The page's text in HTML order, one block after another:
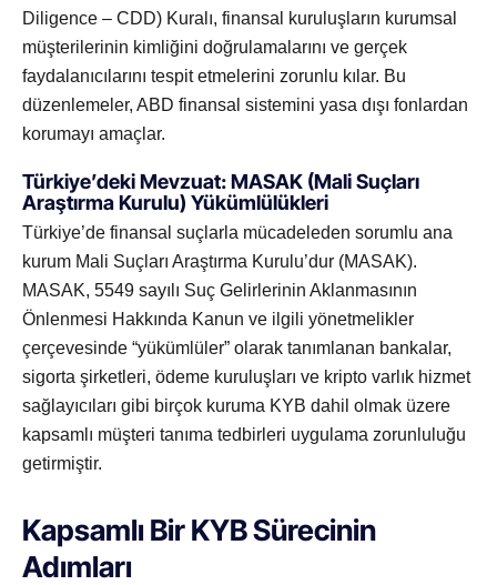
Diligence – CDD) Kuralı, finansal kuruluşların kurumsal
müşterilerinin kimliğini doğrulamalarını ve gerçek
faydalanıcılarını tespit etmelerini zorunlu kılar. Bu
düzenlemeler, ABD finansal sistemini yasa dışı fonlardan
korumayı amaçlar.
Türkiye’deki Mevzuat: MASAK (Mali Suçları
Araştırma Kurulu) Yükümlülükleri
Türkiye’de finansal suçlarla mücadeleden sorumlu ana
kurum Mali Suçları Araştırma Kurulu’dur (MASAK).
MASAK, 5549 sayılı Suç Gelirlerinin Aklanmasının
Önlenmesi Hakkında Kanun ve ilgili yönetmelikler
çerçevesinde “yükümlüler” olarak tanımlanan bankalar,
sigorta şirketleri, ödeme kuruluşları ve kripto varlık hizmet
sağlayıcıları gibi birçok kuruma KYB dahil olmak üzere
kapsamlı müşteri tanıma tedbirleri uygulama zorunluluğu
getirmiştir.
Kapsamlı Bir KYB Sürecinin
Adımları